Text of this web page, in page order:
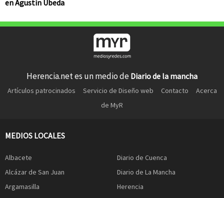
en Agustín Úbeda
Herencia.net es un medio de Diario de la mancha
Artículos patrocinados Servicio de Diseño web Contacto
Acerca
de MyR
MEDIOS LOCALES
Albacete
Alcázar de San Juan
Argamasilla
Diario de Cuenca
Diario de La Mancha
Herencia